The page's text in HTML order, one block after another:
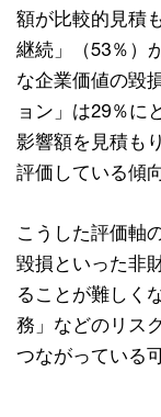
額が比較的見積
継続」（53％）
な企業価値の毀
ョン」は29％に
影響額を見積も
評価している傾
こうした評価軸
毀損といった非
ることが難しく
務」などのリス
つながっている